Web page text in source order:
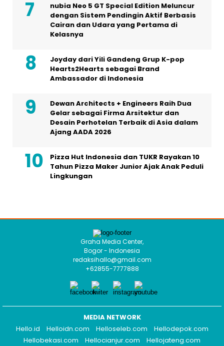
nubia Neo 5 GT Special Edition Meluncur
dengan Sistem Pendingin Aktif Berbasis
Cairan dan Udara yang Pertama di
Kelasnya
Joyday dari Yili Gandeng Grup K-pop
Hearts2Hearts sebagai Brand
Ambassador di Indonesia
Dewan Architects + Engineers Raih Dua
Gelar sebagai Firma Arsitektur dan
Desain Perhotelan Terbaik di Asia dalam
Ajang AADA 2026
Pizza Hut Indonesia dan TUKR Rayakan 10
Tahun Pizza Maker Junior Ajak Anak Peduli
Lingkungan
Graha Media Center,
Bogor - Indonesia
redaksihallo@gmail.com
+62855-7777888
MEDIA NETWORK
Hello.id
Helloidn.com Helloseleb.com
Hellodepok.com
Hellobekasi.com
Hellocianjur.com
Hellojateng.com